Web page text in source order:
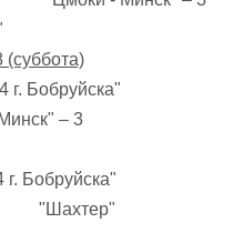
27-28 марта 2026 г., г. Речица, ул.
Могилев
23-24 марта 2026 г., г. Могилев,
(суббота)
– 3
3 "Шахтер"